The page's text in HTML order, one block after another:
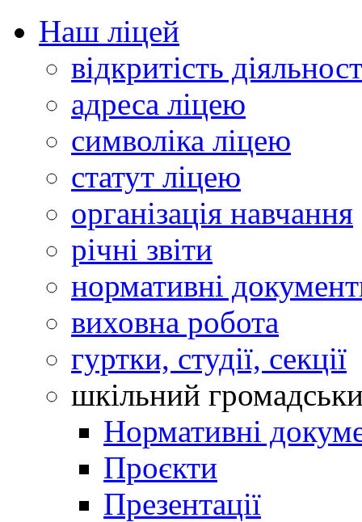
Наш ліцей
відкритість
адреса ліцею
символіка ліцею
статут ліцею
організація навчання
річні звіти
нормативні
виховна робота
гуртки, студії, секції
шкільний
Нормативні
Проєкти
Презентації